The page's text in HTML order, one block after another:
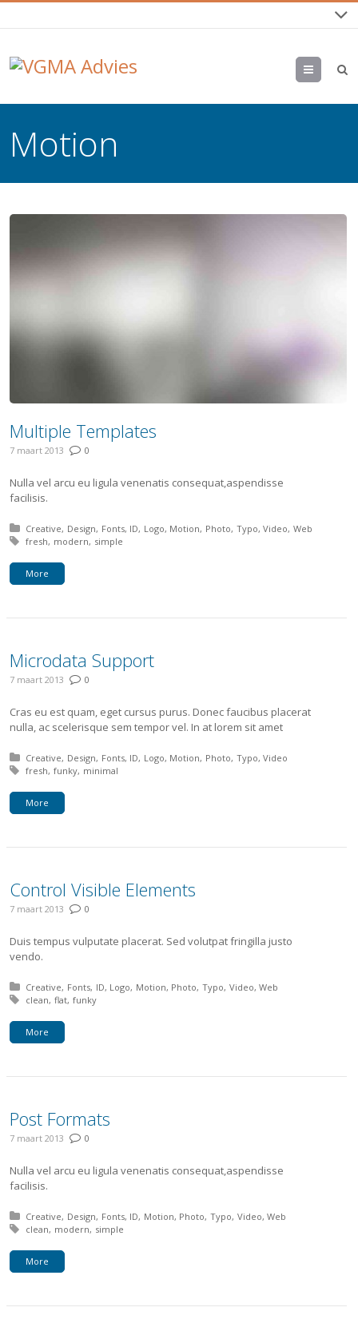
Menu
Motion
Multiple Templates
7 maart 2013 0
Nulla vel arcu eu ligula venenatis consequat,aspendisse
facilisis.
Posted in:
Creative Design Fonts ID Logo Motion Photo Typo Video Web
Tagged with:
fresh modern simple
More
Microdata Support
7 maart 2013 0
Cras eu est quam, eget cursus purus. Donec faucibus placerat
nulla, ac scelerisque sem tempor vel. In at lorem sit amet
Posted in:
Creative Design Fonts ID Logo Motion Photo Typo Video
Tagged with:
fresh funky minimal
More
Control Visible Elements
7 maart 2013 0
Duis tempus vulputate placerat. Sed volutpat fringilla justo
vendo.
Posted in:
Creative Fonts ID Logo Motion Photo Typo Video Web
Tagged with:
clean flat funky
More
Post Formats
7 maart 2013 0
Nulla vel arcu eu ligula venenatis consequat,aspendisse
facilisis.
Posted in:
Creative Design Fonts ID Motion Photo Typo Video Web
Tagged with:
clean modern simple
More